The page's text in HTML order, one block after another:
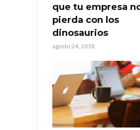
que tu empresa
pierda con los
dinosaurios
agosto 24, 2018